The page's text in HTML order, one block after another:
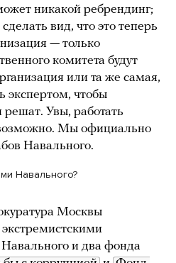
никакой ребрендинг;
вид, что это теперь
— только
комитета будут
или та же самая,
экспертом, чтобы
решат. Увы, работать
Мы официально
Навального.
Навального?
Москвы
и два фонда